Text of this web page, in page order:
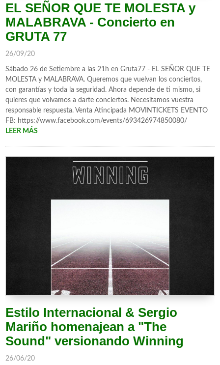
EL SEÑOR QUE TE MOLESTA y
MALABRAVA - Concierto en
GRUTA 77
26/09/20
Sábado 26 de Setiembre a las 21h en Gruta77 - EL SEÑOR QUE TE
MOLESTA y MALABRAVA. Queremos que vuelvan los conciertos,
con garantías y toda la seguridad. Ahora depende de ti mismo, si
quieres que volvamos a darte conciertos. Necesitamos vuestra
responsable respuesta. Venta Atincipada MOVINTICKETS EVENTO
FB: https://www.facebook.com/events/693426974850080/
LEER MÁS
Estilo Internacional & Sergio
Mariño homenajean a "The
Sound" versionando Winning
26/06/20